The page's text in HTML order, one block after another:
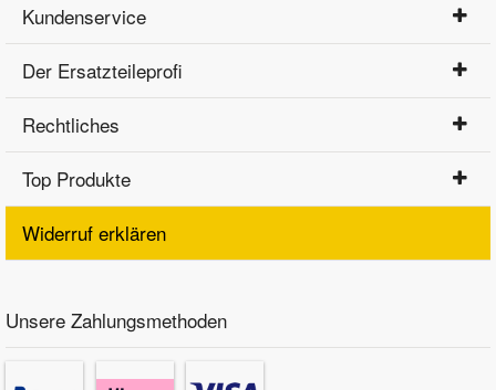
Kundenservice
Der Ersatzteileprofi
Rechtliches
Top Produkte
Widerruf erklären
Unsere Zahlungsmethoden